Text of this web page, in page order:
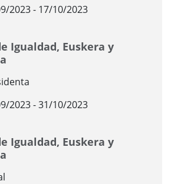
2023 - 17/10/2023
Igualdad, Euskera y
2023 - 31/10/2023
Igualdad, Euskera y